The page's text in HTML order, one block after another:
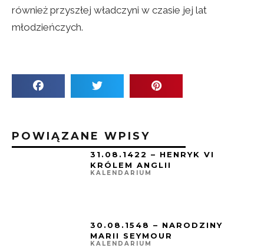
również przyszłej władczyni w czasie jej lat
młodzieńczych.
POWIĄZANE WPISY
31.08.1422 – HENRYK VI
KRÓLEM ANGLII
KALENDARIUM
30.08.1548 – NARODZINY
MARII SEYMOUR
KALENDARIUM